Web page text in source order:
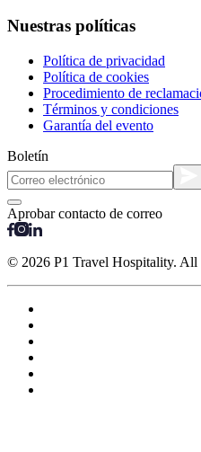
Nuestras políticas
Política de privacidad
Política de cookies
Procedimiento de
Términos y condiciones
Garantía del evento
Boletín
Aprobar contacto de correo
© 2026 P1 Travel Hospitality. All